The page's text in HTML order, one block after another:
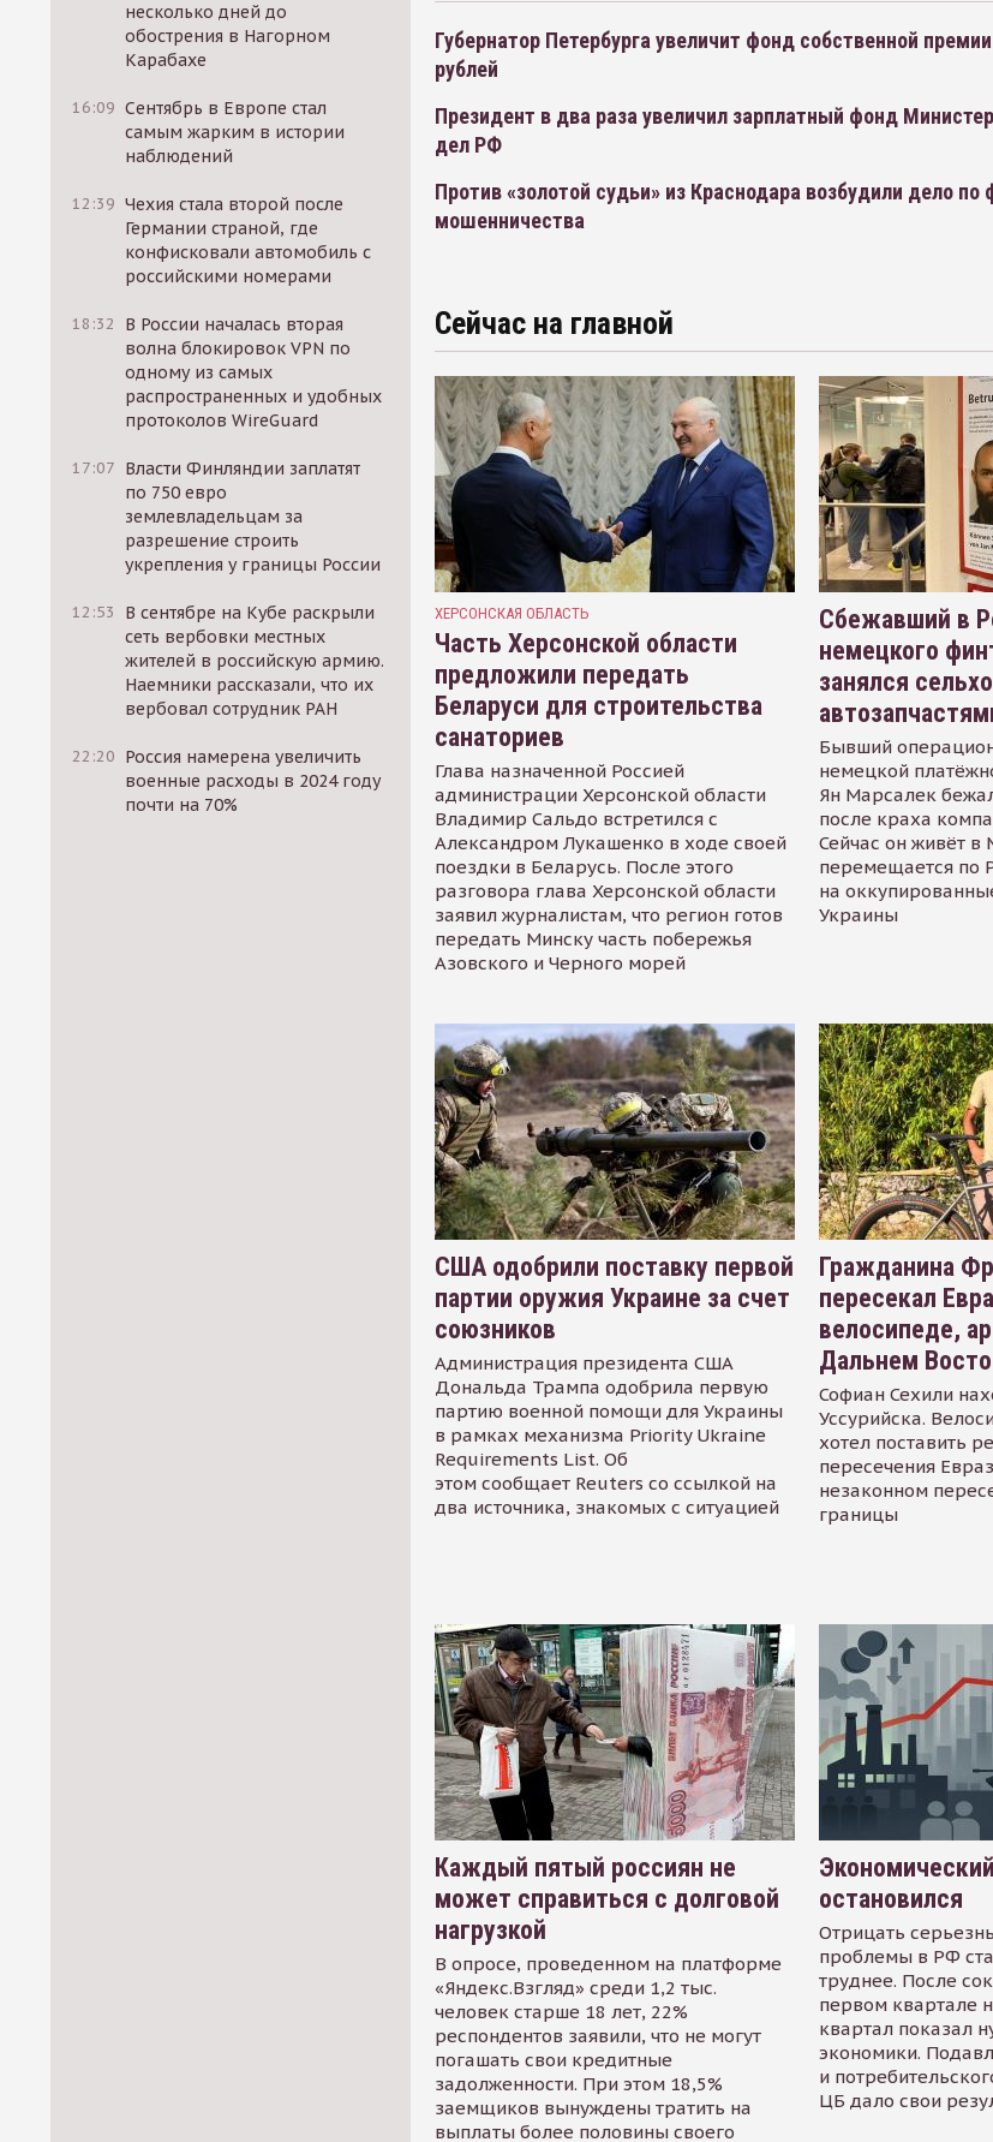
несколько дней до
обострения в Нагорном
Карабахе
16:09 Сентябрь в Европе стал
самым жарким в истории
наблюдений
12:39 Чехия стала второй после
Германии страной, где
конфисковали автомобиль с
российскими номерами
18:32
В России началась вторая
волна блокировок VPN по
одному из самых
распространенных и удобных
протоколов WireGuard
17:07 Власти Финляндии заплатят
по 750 евро
землевладельцам за
разрешение строить
укрепления у границы России
12:53
В сентябре на Кубе раскрыли
сеть вербовки местных
жителей в российскую армию.
Наемники рассказали, что их
вербовал сотрудник РАН
22:20 Россия намерена увеличить
военные расходы в 2024 году
почти на 70%
Губернатор Петербурга увеличит фонд собственной
рублей
Президент в два раза увеличил зарплатный фонд
дел РФ
Против «золотой судьи» из Краснодара возбудили дело по
мошенничества
Сейчас на главной
ХЕРСОНСКАЯ ОБЛАСТЬ
Часть Херсонской области
предложили передать
Беларуси для строительства
санаториев
Глава назначенной Россией
администрации Херсонской области
Владимир Сальдо встретился с
Александром Лукашенко в ходе своей
поездки в Беларусь. После этого
разговора глава Херсонской области
заявил журналистам, что регион готов
передать Минску часть побережья
Азовского и Черного морей
Сбежавший в
немецкого
занялся
Бывший
немецкой
Ян Марсалек
после краха
Сейчас он живёт в
перемещается по
на
Украины
США одобрили поставку первой
партии оружия Украине за счет
союзников
Администрация президента США
Дональда Трампа одобрила первую
партию военной помощи для Украины
в рамках механизма Priority Ukraine
Requirements List. Об
этом сообщает Reuters со ссылкой на
два источника, знакомых с ситуацией
Гражданина
пересекал
велосипеде,
Дальнем
Софиан Сехили
Уссурийска.
хотел поставить
пересечения
незаконном
границы
Каждый пятый россиян не
может справиться с долговой
нагрузкой
В опросе, проведенном на платформе
«Яндекс.Взгляд» среди 1,2 тыс.
человек старше 18 лет, 22%
респондентов заявили, что не могут
погашать свои кредитные
задолженности. При этом 18,5%
заемщиков вынуждены тратить на
выплаты более половины своего
остановился
Отрицать
проблемы в РФ
труднее. После
первом квартале
квартал показал
экономики.
и
ЦБ дало свои